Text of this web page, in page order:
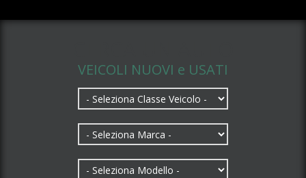
VEICOLI NUOVI e USATI